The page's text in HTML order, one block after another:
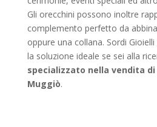
Gli orecchini possono inoltre
complemento perfetto da
oppure una collana. Sordi
la soluzione ideale se sei alla
specializzato nella vendita
Muggiò.